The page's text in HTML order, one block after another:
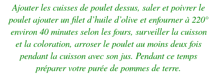
Ajouter les cuisses de poulet dessus, saler et poivrer le
poulet ajouter un filet d’huile d’olive et enfourner à 220°
environ 40 minutes selon les fours, surveiller la cuisson
et la coloration, arroser le poulet au moins deux fois
pendant la cuisson avec son jus. Pendant ce temps
préparer votre purée de pommes de terre.